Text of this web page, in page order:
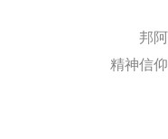
邦
精神信